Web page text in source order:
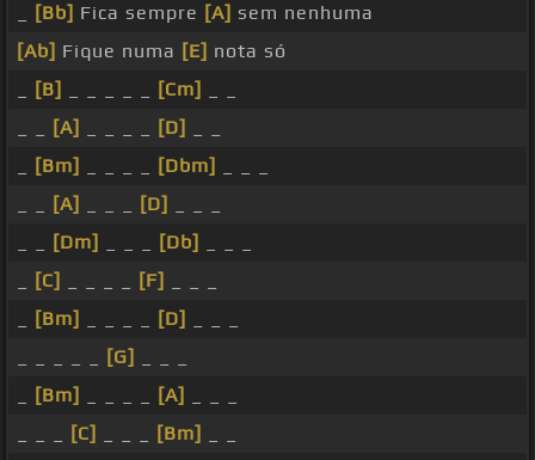
[Bb] Fica sempre [A] sem nenhuma
[Ab] Fique numa [E] nota só
[B] [Cm]
[A] [D]
[Bm] [Dbm]
[A] [D]
[Dm] [Db]
[C] [F]
[Bm] [D]
[G]
[Bm] [A]
[C] [Bm]